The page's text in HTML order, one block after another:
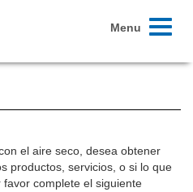
Toggle
Menu
el aire seco, desea obtener
productos, servicios, o si lo que
complete el siguiente